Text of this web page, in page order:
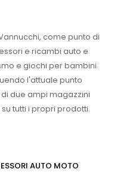
come punto di
e ricambi auto e
e giochi per bambini.
l'attuale punto
due ampi magazzini
tutti i propri prodotti.
AUTO MOTO